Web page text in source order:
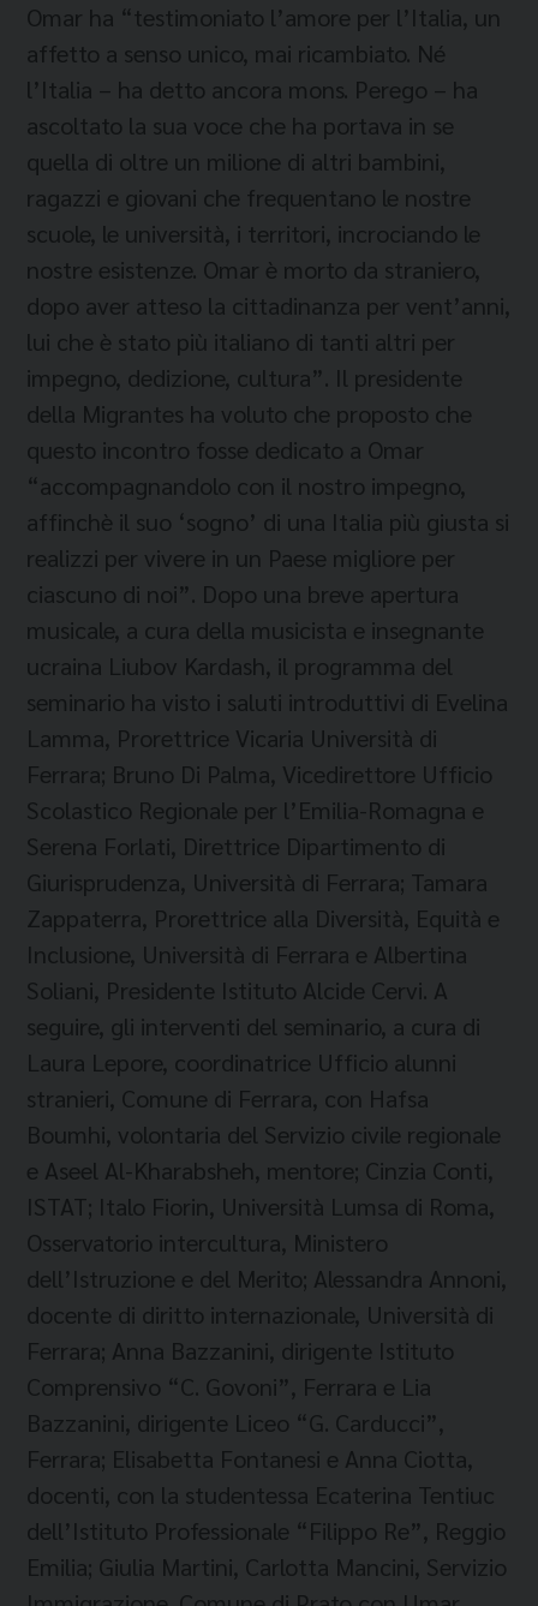
Omar ha “testimoniato l’amore per l’Italia, un
affetto a senso unico, mai ricambiato. Né
l’Italia – ha detto ancora mons. Perego – ha
ascoltato la sua voce che ha portava in se
quella di oltre un milione di altri bambini,
ragazzi e giovani che frequentano le nostre
scuole, le università, i territori, incrociando le
nostre esistenze. Omar è morto da straniero,
dopo aver atteso la cittadinanza per vent’anni,
lui che è stato più italiano di tanti altri per
impegno, dedizione, cultura”. Il presidente
della Migrantes ha voluto che proposto che
questo incontro fosse dedicato a Omar
“accompagnandolo con il nostro impegno,
affinchè il suo ‘sogno’ di una Italia più giusta si
realizzi per vivere in un Paese migliore per
ciascuno di noi”. Dopo una breve apertura
musicale, a cura della musicista e insegnante
ucraina Liubov Kardash, il programma del
seminario ha visto i saluti introduttivi di Evelina
Lamma, Prorettrice Vicaria Università di
Ferrara; Bruno Di Palma, Vicedirettore Ufficio
Scolastico Regionale per l’Emilia-Romagna e
Serena Forlati, Direttrice Dipartimento di
Giurisprudenza, Università di Ferrara; Tamara
Zappaterra, Prorettrice alla Diversità, Equità e
Inclusione, Università di Ferrara e Albertina
Soliani, Presidente Istituto Alcide Cervi. A
seguire, gli interventi del seminario, a cura di
Laura Lepore, coordinatrice Ufficio alunni
stranieri, Comune di Ferrara, con Hafsa
Boumhi, volontaria del Servizio civile regionale
e Aseel Al-Kharabsheh, mentore; Cinzia Conti,
ISTAT; Italo Fiorin, Università Lumsa di Roma,
Osservatorio intercultura, Ministero
dell’Istruzione e del Merito; Alessandra Annoni,
docente di diritto internazionale, Università di
Ferrara; Anna Bazzanini, dirigente Istituto
Comprensivo “C. Govoni”, Ferrara e Lia
Bazzanini, dirigente Liceo “G. Carducci”,
Ferrara; Elisabetta Fontanesi e Anna Ciotta,
docenti, con la studentessa Ecaterina Tentiuc
dell’Istituto Professionale “Filippo Re”, Reggio
Emilia; Giulia Martini, Carlotta Mancini, Servizio